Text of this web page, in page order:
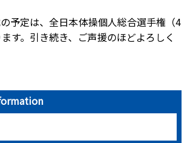
予定は、全日本体操個人総合選手権（4
す。引き続き、ご声援のほどよろしく